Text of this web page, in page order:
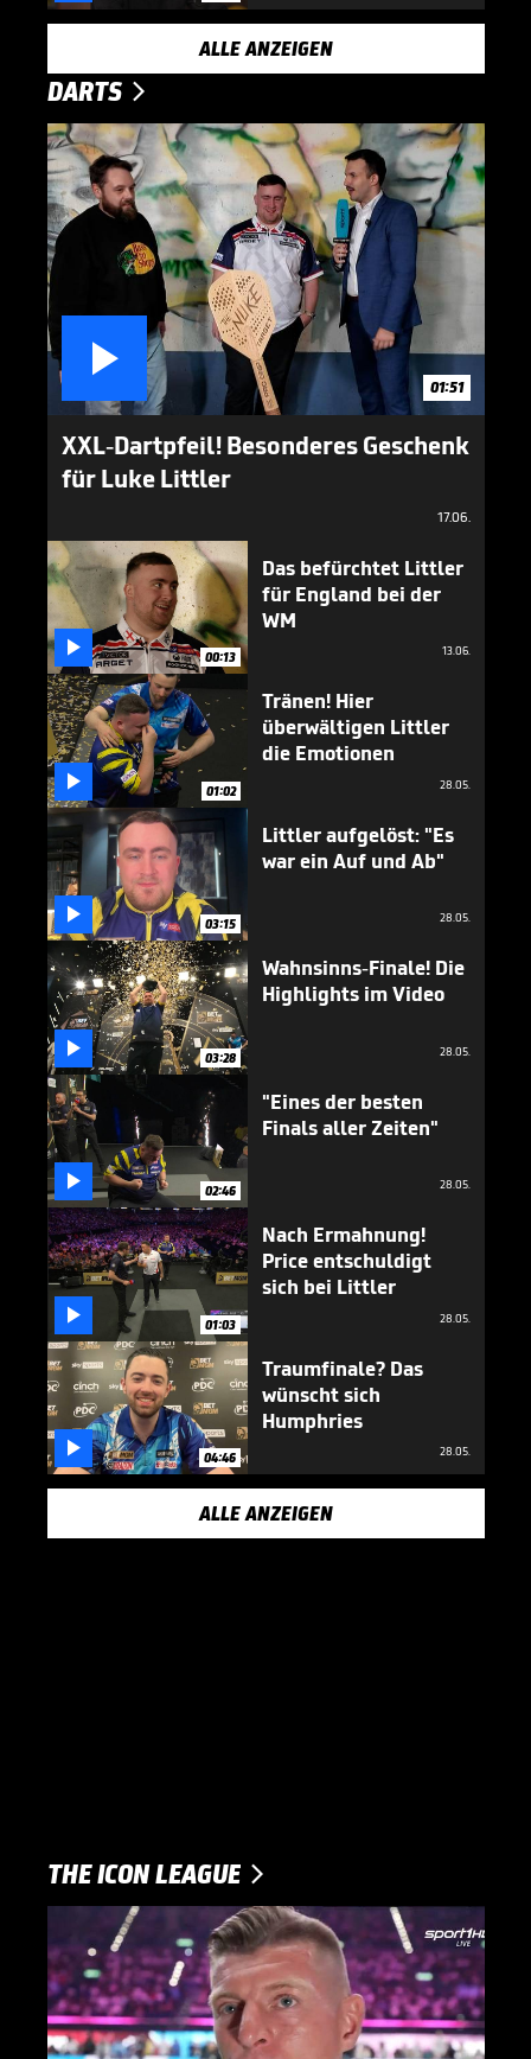
ALLE ANZEIGEN
DARTS 

01:51
XXL-Dartpfeil! Besonderes Geschenk
für Luke Littler
17.06.
 00:13
Das befürchtet Littler
für England bei der
WM
13.06.
 01:02
Tränen! Hier
überwältigen Littler
die Emotionen
28.05.
 03:15
Littler aufgelöst: "Es
war ein Auf und Ab"
28.05.
 03:28
Wahnsinns-Finale! Die
Highlights im Video
28.05.
 02:46
"Eines der besten
Finals aller Zeiten"
28.05.
 01:03
Nach Ermahnung!
Price entschuldigt
sich bei Littler
28.05.
 04:46
Traumfinale? Das
wünscht sich
Humphries
28.05.
ALLE ANZEIGEN
THE ICON LEAGUE 